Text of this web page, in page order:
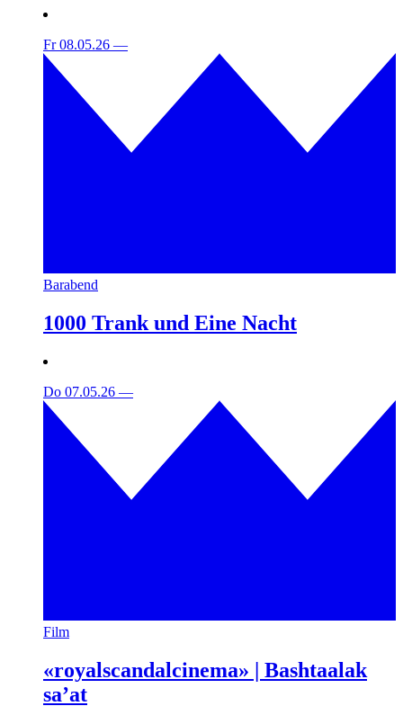
Fr 08.05.26 —
Barabend
1000 Trank und Eine Nacht
Do 07.05.26 —
Film
«royalscandalcinema» | Bashtaalak
sa’at